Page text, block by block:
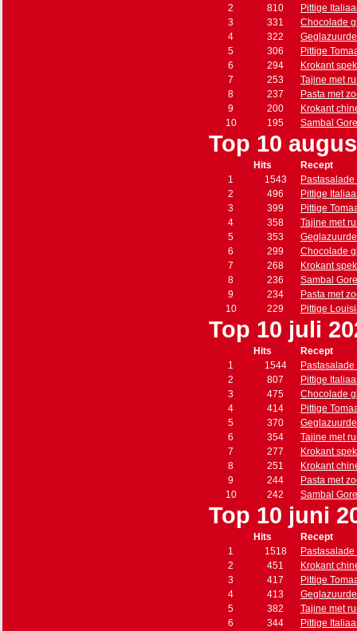
2
810
Pittige
3
331
Chocolade
4
322
5
306
Pittige
6
294
Krokant
7
253
Tajine met
8
237
Pasta met
9
200
Krokant
10
195 Sambal
Top 10
Hits
Recept
1
1543
2
496
Pittige
3
399
Pittige
4
358
Tajine met
5
353
6
299
Chocolade
7
268
Krokant
8
236
Sambal
9
234
Pasta met
10
229 Pittige
Top 10 juli
Hits
Recept
1
1544
2
807
Pittige
3
475
Chocolade
4
414
Pittige
5
370
6
354
Tajine met
7
277
Krokant
8
251
Krokant
9
244
Pasta met
10
242 Sambal
Top 10 juni
Hits
Recept
1
1518
2
451
Krokant
3
417
Pittige
4
413
5
382
Tajine met
6
344
Pittige